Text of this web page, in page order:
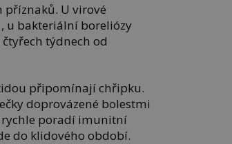
U virové
u bakteriální boreliózy
týdnech od
připomínají chřipku.
doprovázené bolestmi
rychle poradí imunitní
do klidového období.